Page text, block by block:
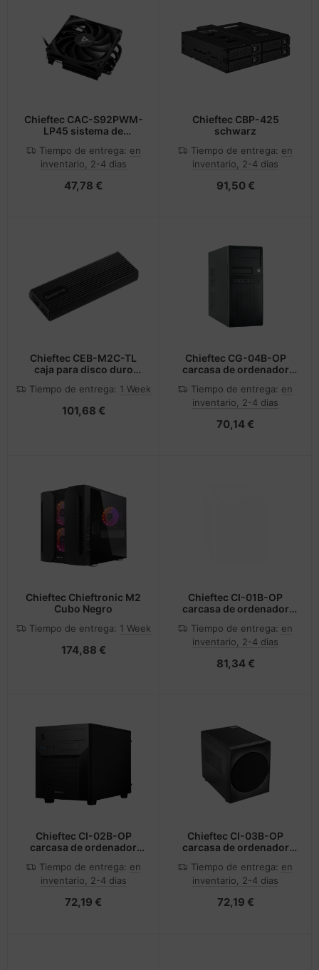
Chieftec CAC-S92PWM-
LP45 sistema de
ordenador Carcasa del
ordenador Refrigerador
Tiempo de entrega: en
inventario, 2-4 dias
47,78 €
Chieftec CBP-425
schwarz
Tiempo de entrega: en
inventario, 2-4 dias
91,50 €
Chieftec CEB-M2C-TL
caja para disco duro
disco duro/SSD Negro
Tiempo de entrega: 1 Week
101,68 €
Chieftec CG-04B-OP
carcasa de ordenador
Tiempo de entrega: en
inventario, 2-4 dias
70,14 €
Chieftec Chieftronic M2
Cubo Negro
Tiempo de entrega: 1 Week
174,88 €
Chieftec CI-01B-OP
carcasa de ordenador
Tiempo de entrega: en
inventario, 2-4 dias
81,34 €
Chieftec CI-02B-OP
carcasa de ordenador
Tiempo de entrega: en
inventario, 2-4 dias
72,19 €
Chieftec CI-03B-OP
carcasa de ordenador
Tiempo de entrega: en
inventario, 2-4 dias
72,19 €